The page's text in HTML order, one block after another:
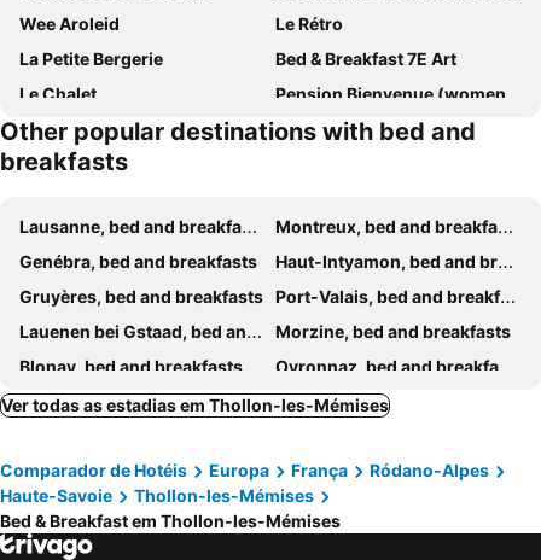
Wee Aroleid
Le Rétro
La Petite Bergerie
Bed & Breakfast 7E Art
Le Chalet
Pension Bienvenue (women Only)
Bed and Breakfast Prilly-Lausanne
Au Castor
Other popular destinations with bed and
breakfasts
Lausanne, bed and breakfasts
Montreux, bed and breakfasts
Genébra, bed and breakfasts
Haut-Intyamon, bed and breakfasts
Gruyères, bed and breakfasts Port-Valais, bed and breakfasts
Lauenen bei Gstaad, bed and breakfasts
Morzine, bed and breakfasts
Blonay, bed and breakfasts
Ovronnaz, bed and breakfasts
Château-d'Oex, bed and breakfasts
La Chapelle d´Abondance, bed and breakfasts
Mathod, bed and breakfasts
Rolle, bed and breakfasts
Morgins, bed and breakfasts
Crissier, bed and breakfasts
Saint-Paul-en-Chablais, bed and breakfasts
Ver todas as estadias em Thollon-les-Mémises
Comparador de Hotéis Europa França
Ródano-Alpes
Haute-Savoie
Thollon-les-Mémises
Bed & Breakfast em Thollon-les-Mémises